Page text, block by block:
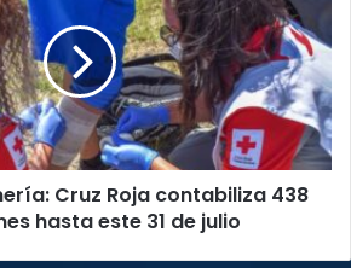
Cruz Roja contabiliza 438
hasta este 31 de julio